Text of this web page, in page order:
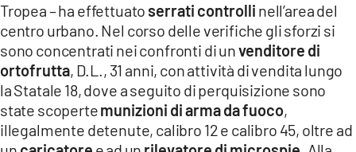
ILVIBONESE.IT
CATANZAROCHANNEL.IT
LACAPITALENEWS.IT
App
Tropea – ha effettuato serrati controlli nell’area del
centro urbano. Nel corso delle verifiche gli sforzi si
sono concentrati nei confronti di unvenditore di
ortofrutta, D.L., 31 anni, con attività di vendita lungo
la Statale 18, dove a seguito di perquisizione sono
state scopertemunizioni di arma da fuoco,
illegalmente detenute, calibro 12 e calibro 45, oltre ad